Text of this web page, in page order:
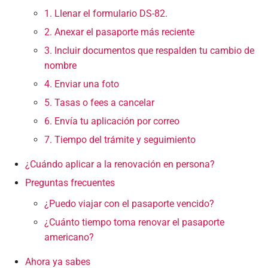
1. Llenar el formulario DS-82.
2. Anexar el pasaporte más reciente
3. Incluir documentos que respalden tu cambio de
nombre
4. Enviar una foto
5. Tasas o fees a cancelar
6. Envía tu aplicación por correo
7. Tiempo del trámite y seguimiento
¿Cuándo aplicar a la renovación en persona?
Preguntas frecuentes
¿Puedo viajar con el pasaporte vencido?
¿Cuánto tiempo toma renovar el pasaporte
americano?
Ahora ya sabes